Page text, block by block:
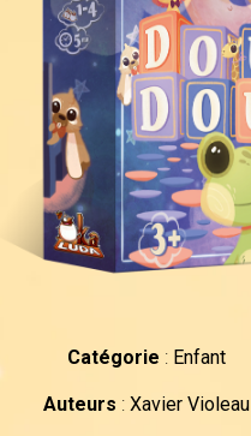
Catégorie : Enfant
Auteurs : Xavier Violeau